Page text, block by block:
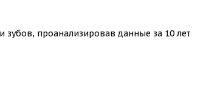
зубов, проанализировав данные за 10 лет